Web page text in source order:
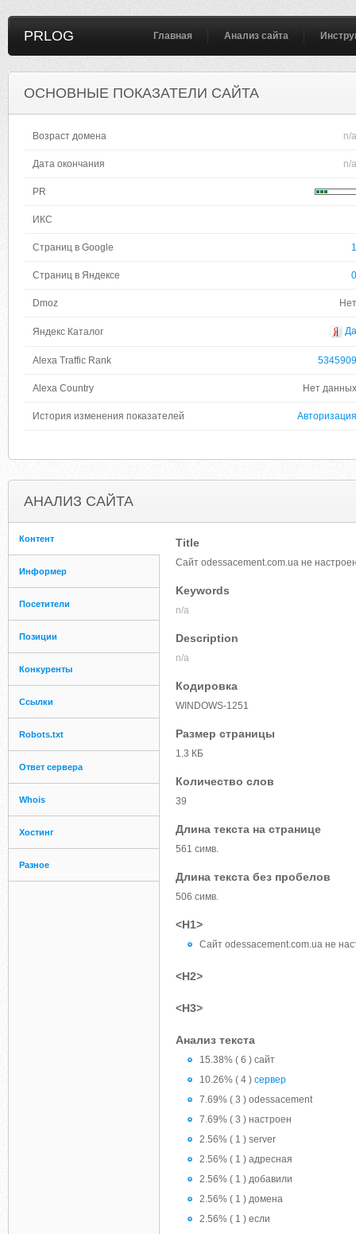
PRLOG Главная Анализ сайта
ОСНОВНЫЕ ПОКАЗАТЕЛИ САЙТА
Возраст домена n/a
Дата окончания n/a
PR
ИКС
Страниц в Google 1
Страниц в Яндексе 0
Dmoz Нет
Яндекс Каталог Да
Alexa Traffic Rank 5345909
Alexa Country Нет данных
История изменения показателей Авторизация
АНАЛИЗ САЙТА
Контент
Информер
Посетители
Позиции
Конкуренты
Ссылки
Robots.txt
Ответ сервера
Whois
Хостинг
Разное
Title
Сайт odessacement.com.ua не
Keywords
n/a
Description
n/a
Кодировка
WINDOWS-1251
Размер страницы
1.3 КБ
Количество слов
39
Длина текста на странице
561 симв.
Длина текста без пробелов
506 симв.
<H1>
Сайт odessacement.com.ua не
<H2>
<H3>
Анализ текста
15.38% ( 6 ) сайт
10.26% ( 4 ) сервер
7.69% ( 3 ) odessacement
7.69% ( 3 ) настроен
2.56% ( 1 ) server
2.56% ( 1 ) адресная
2.56% ( 1 ) добавили
2.56% ( 1 ) домена
2.56% ( 1 ) если